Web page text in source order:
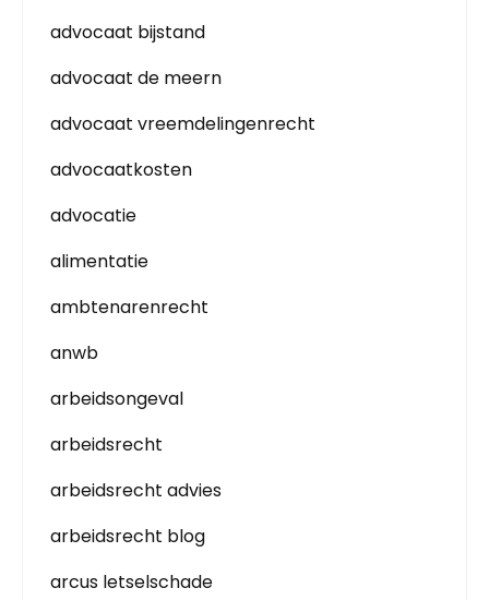
advocaat bijstand
advocaat de meern
advocaat vreemdelingenrecht
advocaatkosten
advocatie
alimentatie
ambtenarenrecht
anwb
arbeidsongeval
arbeidsrecht
arbeidsrecht advies
arbeidsrecht blog
arcus letselschade